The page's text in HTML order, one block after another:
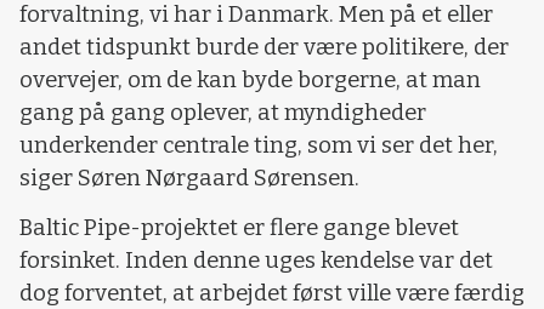
forvaltning, vi har i Danmark. Men på et eller
andet tidspunkt burde der være politikere, der
overvejer, om de kan byde borgerne, at man
gang på gang oplever, at myndigheder
underkender centrale ting, som vi ser det her,
siger Søren Nørgaard Sørensen.
Baltic Pipe-projektet er flere gange blevet
forsinket. Inden denne uges kendelse var det
dog forventet, at arbejdet først ville være færdig